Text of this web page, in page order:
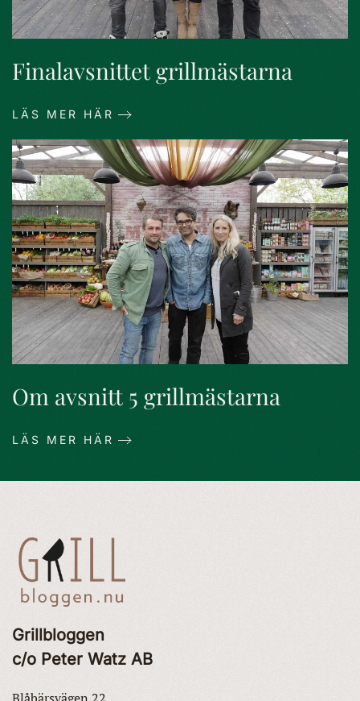
Finalavsnittet grillmästarna
LÄS MER HÄR
Om avsnitt 5 grillmästarna
LÄS MER HÄR
Grillbloggen
c/o Peter Watz AB